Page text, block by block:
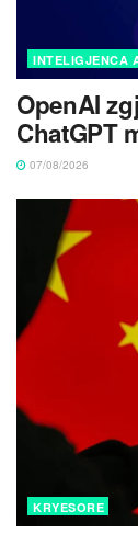
INTELIGJENCA
OpenAI
ChatGPT
07/08/2026
KRYESORE